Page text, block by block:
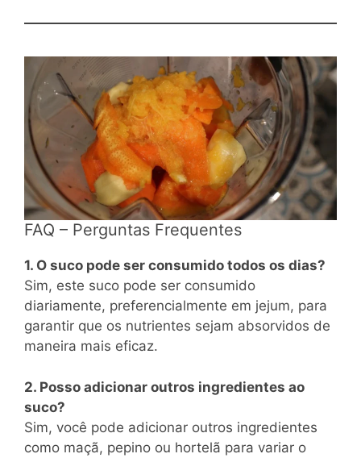
FAQ – Perguntas Frequentes
1. O suco pode ser consumido todos os dias?
Sim, este suco pode ser consumido
diariamente, preferencialmente em jejum, para
garantir que os nutrientes sejam absorvidos de
maneira mais eficaz.
2. Posso adicionar outros ingredientes ao
suco?
Sim, você pode adicionar outros ingredientes
como maçã, pepino ou hortelã para variar o